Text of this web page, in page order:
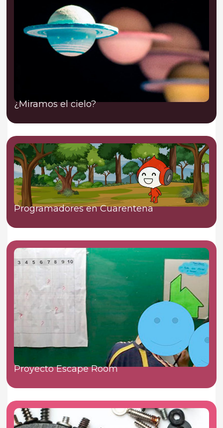
¿Miramos el cielo?
Programadores en Cuarentena
Proyecto Escape Room